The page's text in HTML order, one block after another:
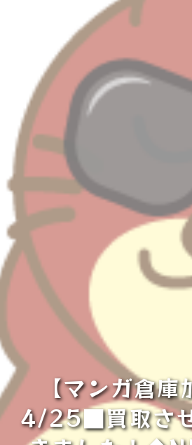
【マンガ倉庫
4/25■買取さ